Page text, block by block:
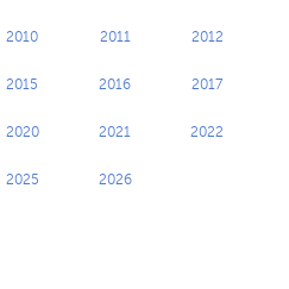
2010 2011 2012
2015 2016 2017
2020 2021 2022
2025 2026